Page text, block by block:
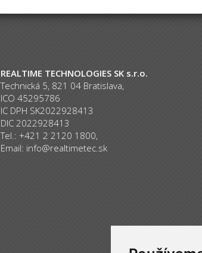
REALTIME TECHNOLOGIES SK s.r.o.
Technická 5, 821 04 Bratislava,
ICO 45295786
IC DPH SK2022928413
DIC 2022928413
Tel.: +421 2 2120 1800,
Email: info@realtimetec.sk